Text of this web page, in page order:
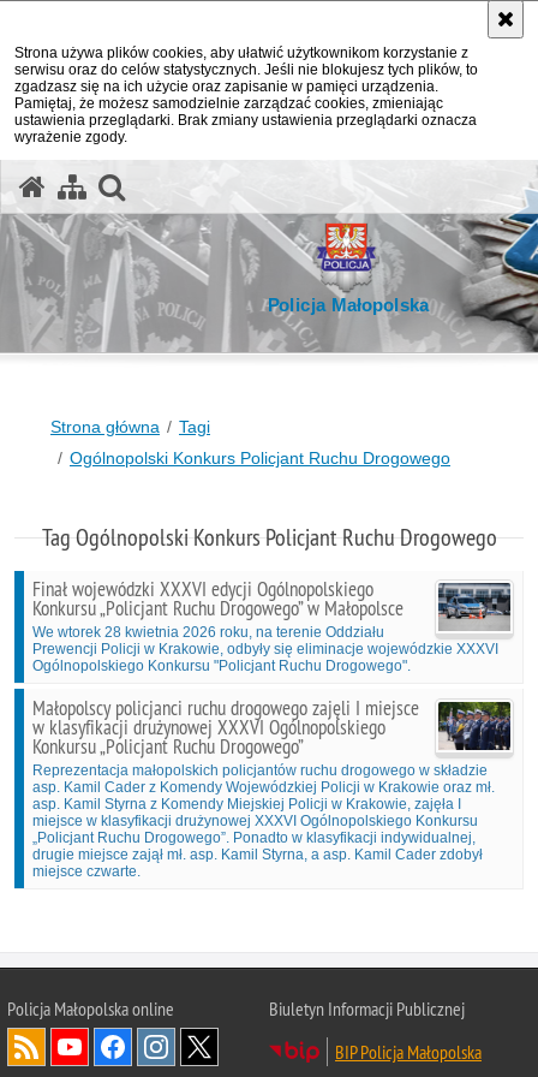
Strona używa plików cookies, aby ułatwić użytkownikom korzystanie z
serwisu oraz do celów statystycznych. Jeśli nie blokujesz tych plików, to
zgadzasz się na ich użycie oraz zapisanie w pamięci urządzenia.
Pamiętaj, że możesz samodzielnie zarządzać cookies, zmieniając
ustawienia przeglądarki. Brak zmiany ustawienia przeglądarki oznacza
wyrażenie zgody.
Policja Małopolska
Strona główna
Tagi
Ogólnopolski Konkurs Policjant Ruchu Drogowego
Tag Ogólnopolski Konkurs Policjant Ruchu Drogowego
Finał wojewódzki XXXVI edycji Ogólnopolskiego
Konkursu „Policjant Ruchu Drogowego” w Małopolsce
We wtorek 28 kwietnia 2026 roku, na terenie Oddziału
Prewencji Policji w Krakowie, odbyły się eliminacje wojewódzkie XXXVI
Ogólnopolskiego Konkursu "Policjant Ruchu Drogowego".
Małopolscy policjanci ruchu drogowego zajęli I miejsce
w klasyfikacji drużynowej XXXVI Ogólnopolskiego
Konkursu „Policjant Ruchu Drogowego”
Reprezentacja małopolskich policjantów ruchu drogowego w składzie
asp. Kamil Cader z Komendy Wojewódzkiej Policji w Krakowie oraz mł.
asp. Kamil Styrna z Komendy Miejskiej Policji w Krakowie, zajęła I
miejsce w klasyfikacji drużynowej XXXVI Ogólnopolskiego Konkursu
„Policjant Ruchu Drogowego”. Ponadto w klasyfikacji indywidualnej,
drugie miejsce zajął mł. asp. Kamil Styrna, a asp. Kamil Cader zdobył
miejsce czwarte.
Policja Małopolska online
Biuletyn Informacji Publicznej
BIP Policja Małopolska